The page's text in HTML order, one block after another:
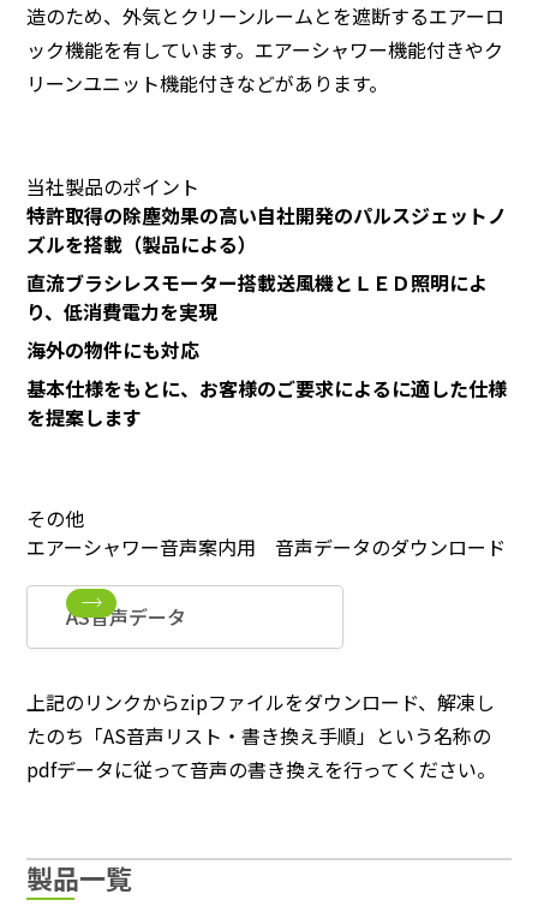
造のため、外気とクリーンルームとを遮断するエアーロ
ック機能を有しています。エアーシャワー機能付きやク
リーンユニット機能付きなどがあります。
当社製品のポイント
特許取得の除塵効果の高い自社開発のパルスジェットノ
ズルを搭載（製品による）
直流ブラシレスモーター搭載送風機とＬＥＤ照明によ
り、低消費電力を実現
海外の物件にも対応
基本仕様をもとに、お客様のご要求によるに適した仕様
を提案します
その他
エアーシャワー音声案内用 音声データのダウンロード
AS音声データ
上記のリンクからzipファイルをダウンロード、解凍し
たのち「AS音声リスト・書き換え手順」という名称の
pdfデータに従って音声の書き換えを行ってください。
製品一覧